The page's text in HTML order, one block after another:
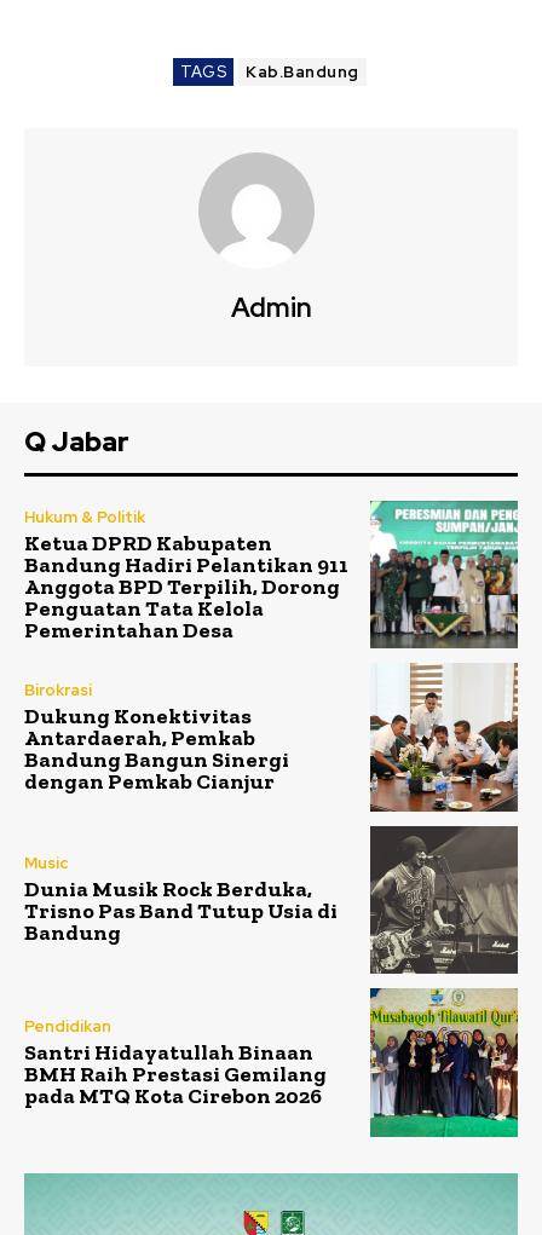
TAGS Kab.Bandung
Admin
Q Jabar
Hukum & Politik
Ketua DPRD Kabupaten
Bandung Hadiri Pelantikan 911
Anggota BPD Terpilih, Dorong
Penguatan Tata Kelola
Pemerintahan Desa
Birokrasi
Dukung Konektivitas
Antardaerah, Pemkab
Bandung Bangun Sinergi
dengan Pemkab Cianjur
Music
Dunia Musik Rock Berduka,
Trisno Pas Band Tutup Usia di
Bandung
Pendidikan
Santri Hidayatullah Binaan
BMH Raih Prestasi Gemilang
pada MTQ Kota Cirebon 2026